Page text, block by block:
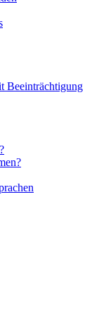
Beeinträchtigung